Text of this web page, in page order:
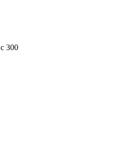
300